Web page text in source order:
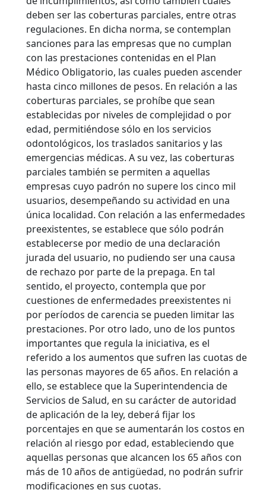
deben ser las coberturas parciales, entre otras
regulaciones. En dicha norma, se contemplan
sanciones para las empresas que no cumplan
con las prestaciones contenidas en el Plan
Médico Obligatorio, las cuales pueden ascender
hasta cinco millones de pesos. En relación a las
coberturas parciales, se prohíbe que sean
establecidas por niveles de complejidad o por
edad, permitiéndose sólo en los servicios
odontológicos, los traslados sanitarios y las
emergencias médicas. A su vez, las coberturas
parciales también se permiten a aquellas
empresas cuyo padrón no supere los cinco mil
usuarios, desempeñando su actividad en una
única localidad. Con relación a las enfermedades
preexistentes, se establece que sólo podrán
establecerse por medio de una declaración
jurada del usuario, no pudiendo ser una causa
de rechazo por parte de la prepaga. En tal
sentido, el proyecto, contempla que por
cuestiones de enfermedades preexistentes ni
por períodos de carencia se pueden limitar las
prestaciones. Por otro lado, uno de los puntos
importantes que regula la iniciativa, es el
referido a los aumentos que sufren las cuotas de
las personas mayores de 65 años. En relación a
ello, se establece que la Superintendencia de
Servicios de Salud, en su carácter de autoridad
de aplicación de la ley, deberá fijar los
porcentajes en que se aumentarán los costos en
relación al riesgo por edad, estableciendo que
aquellas personas que alcancen los 65 años con
más de 10 años de antigüedad, no podrán sufrir
modificaciones en sus cuotas.